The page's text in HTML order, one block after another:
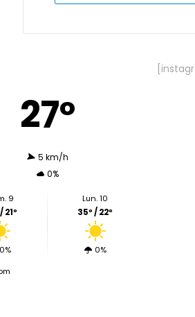
27º
5 km/h
0%
9
21º
0%
Lun. 10
35º / 22º
0%